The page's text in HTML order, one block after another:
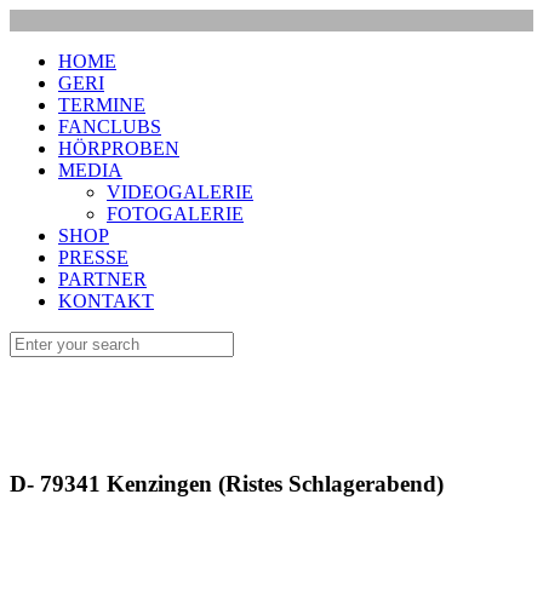
HOME
GERI
TERMINE
FANCLUBS
HÖRPROBEN
MEDIA
VIDEOGALERIE
FOTOGALERIE
SHOP
PRESSE
PARTNER
KONTAKT
D- 79341 Kenzingen (Ristes Schlagerabend)